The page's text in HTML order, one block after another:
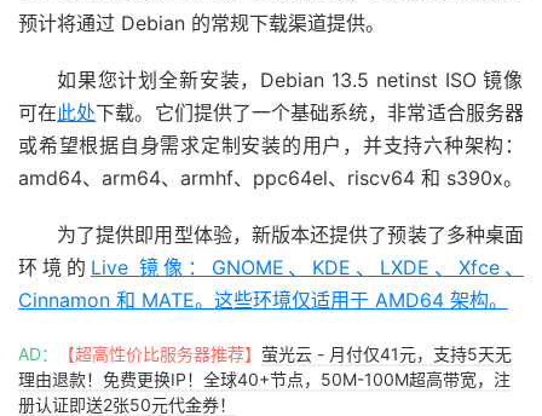
预计将通过 Debian 的常规下载渠道提供。
如果您计划全新安装，Debian 13.5 netinst ISO 镜像
可在此处下载。它们提供了一个基础系统，非常适合服务器
或希望根据自身需求定制安装的用户，并支持六种架构：
amd64、arm64、armhf、ppc64el、riscv64 和 s390x。
为了提供即用型体验，新版本还提供了预装了多种桌面
环境的 Live 镜像：GNOME、KDE、LXDE、Xfce、
Cinnamon 和 MATE。这些环境仅适用于 AMD64 架构。
AD： 【超高性价比服务器推荐】 萤光云 - 月付仅41元，支持5天无
理由退款！免费更换IP！全球40+节点，50M-100M超高带宽，注
册认证即送2张50元代金券！